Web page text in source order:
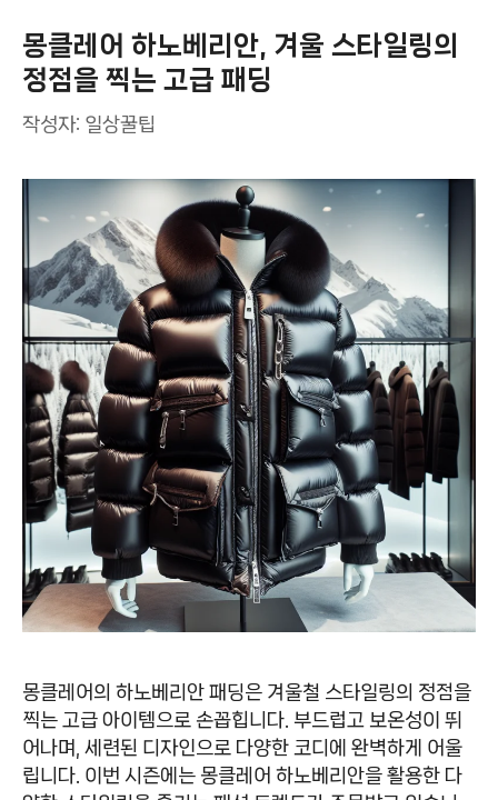
몽클레어 하노베리안, 겨울 스타일링의
정점을 찍는 고급 패딩
작성자: 일상꿀팁
몽클레어의 하노베리안 패딩은 겨울철 스타일링의 정점을
찍는 고급 아이템으로 손꼽힙니다. 부드럽고 보온성이 뛰
어나며, 세련된 디자인으로 다양한 코디에 완벽하게 어울
립니다. 이번 시즌에는 몽클레어 하노베리안을 활용한 다